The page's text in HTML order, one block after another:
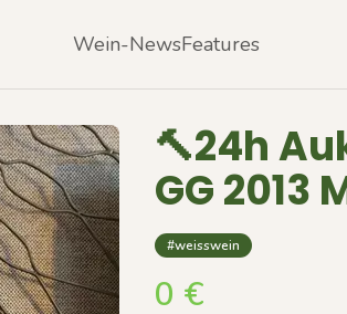
Wein-NewsFeatures
🔨24h
GG 2013
#weisswein
0 €